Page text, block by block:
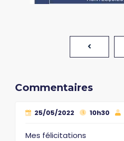
Commentaires
25/05/2022 10h30
Mes félicitations